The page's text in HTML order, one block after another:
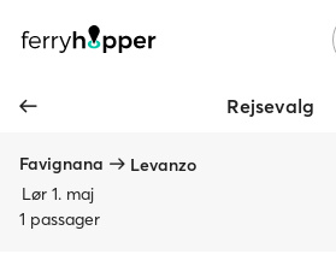
Rejsevalg
Favignana
Levanzo
Lør 1. maj
1 passager